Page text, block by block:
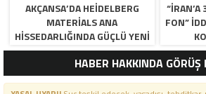
AKÇANSA’DA HEIDELBERG
MATERIALS ANA
HISSEDARLIĞINDA GÜÇLÜ YENI
DÖNEM BAŞLIYOR
“İRAN’A
FON”
HABER HAKKINDA GÖRÜŞ